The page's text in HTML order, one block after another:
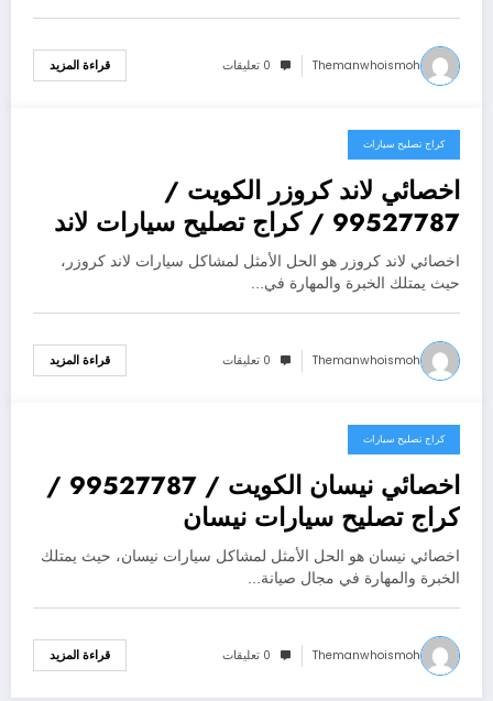
Themanwhoismoh 0 تعليقات قراءة المزيد
يوليو 25, 2026
كراج تصليح سيارات
اخصائي لاند كروزر الكويت /
99527787 / كراج تصليح سيارات لاند
كروزر
اخصائي لاند كروزر هو الحل الأمثل لمشاكل سيارات لاند كروزر،
حيث يمتلك الخبرة والمهارة في…
Themanwhoismoh 0 تعليقات قراءة المزيد
يوليو 25, 2026
كراج تصليح سيارات
اخصائي نيسان الكويت / 99527787 /
كراج تصليح سيارات نيسان
اخصائي نيسان هو الحل الأمثل لمشاكل سيارات نيسان، حيث يمتلك
الخبرة والمهارة في مجال صيانة…
Themanwhoismoh 0 تعليقات قراءة المزيد